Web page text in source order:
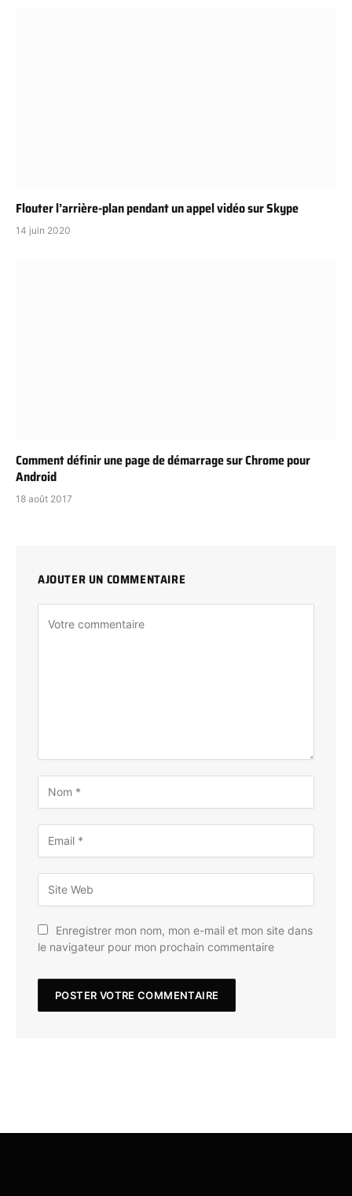
Flouter l’arrière-plan pendant un appel vidéo sur Skype
14 juin 2020
Comment définir une page de démarrage sur Chrome pour
Android
18 août 2017
AJOUTER UN COMMENTAIRE
Enregistrer mon nom, mon e-mail et mon site dans
le navigateur pour mon prochain commentaire